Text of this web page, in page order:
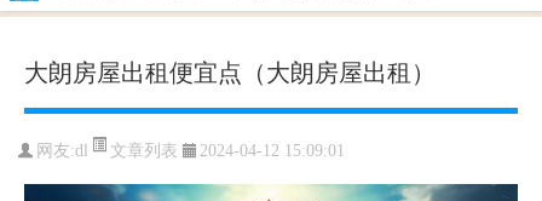
大朗房屋出租便宜点（大朗房屋出租）
网友:dl 文章列表 2024-04-12 15:09:01